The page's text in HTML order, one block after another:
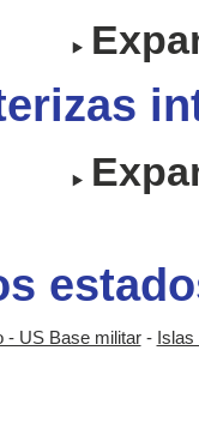
- US Base militar-